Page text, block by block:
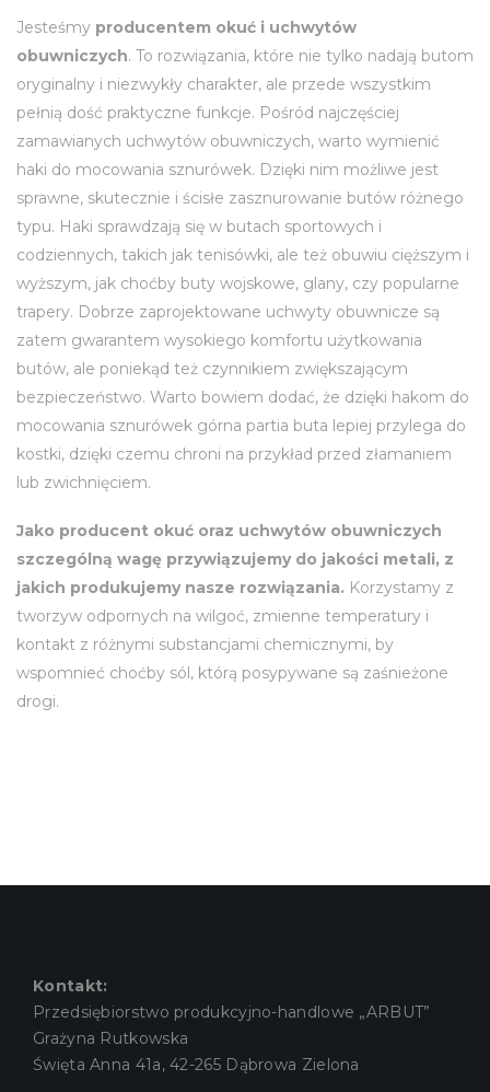
Jesteśmy producentem okuć i uchwytów
obuwniczych. To rozwiązania, które nie tylko nadają butom
oryginalny i niezwykły charakter, ale przede wszystkim
pełnią dość praktyczne funkcje. Pośród najczęściej
zamawianych uchwytów obuwniczych, warto wymienić
haki do mocowania sznurówek. Dzięki nim możliwe jest
sprawne, skutecznie i ścisłe zasznurowanie butów różnego
typu. Haki sprawdzają się w butach sportowych i
codziennych, takich jak tenisówki, ale też obuwiu cięższym i
wyższym, jak choćby buty wojskowe, glany, czy popularne
trapery. Dobrze zaprojektowane uchwyty obuwnicze są
zatem gwarantem wysokiego komfortu użytkowania
butów, ale poniekąd też czynnikiem zwiększającym
bezpieczeństwo. Warto bowiem dodać, że dzięki hakom do
mocowania sznurówek górna partia buta lepiej przylega do
kostki, dzięki czemu chroni na przykład przed złamaniem
lub zwichnięciem.
Jako producent okuć oraz uchwytów obuwniczych
szczególną wagę przywiązujemy do jakości metali, z
jakich produkujemy nasze rozwiązania. Korzystamy z
tworzyw odpornych na wilgoć, zmienne temperatury i
kontakt z różnymi substancjami chemicznymi, by
wspomnieć choćby sól, którą posypywane są zaśnieżone
drogi.
Kontakt:
Przedsiębiorstwo produkcyjno-handlowe „ARBUT”
Grażyna Rutkowska
Święta Anna 41a, 42-265 Dąbrowa Zielona